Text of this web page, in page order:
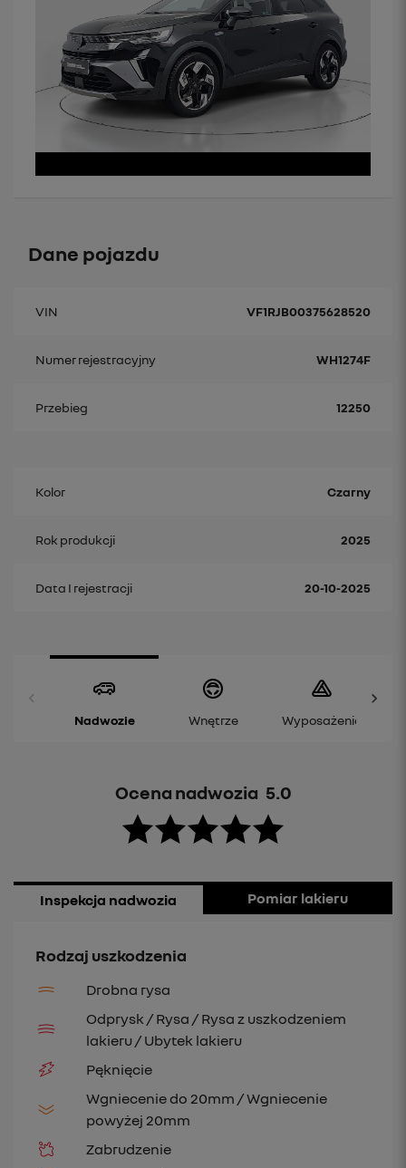
Dane pojazdu
VIN VF1RJB00375628520
Numer rejestracyjny WH1274F
Przebieg 12250
Kolor Czarny
Rok produkcji 2025
Data I rejestracji 20-10-2025
Nadwozie Wnętrze Wyposażenie
Ocena nadwozia 5.0
Inspekcja nadwozia Pomiar lakieru
Rodzaj uszkodzenia
Drobna rysa
Odprysk / Rysa / Rysa z uszkodzeniem
lakieru / Ubytek lakieru
Pęknięcie
Wgniecenie do 20mm / Wgniecenie
powyżej 20mm
Zabrudzenie